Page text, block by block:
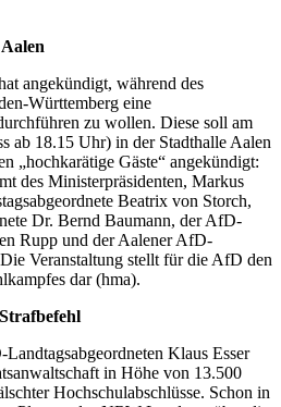
angekündigt, während des
Württemberg eine
zu wollen. Diese soll am
ab 18.15 Uhr) in der Stadthalle Aalen
„hochkarätige Gäste“ angekündigt:
des Ministerpräsidenten, Markus
Beatrix von Storch,
Dr. Bernd Baumann, der AfD-
Rupp und der Aalener AfD-
Veranstaltung stellt für die AfD den
dar (hma).
Klaus Esser
in Höhe von 13.500
Hochschulabschlüsse. Schon in